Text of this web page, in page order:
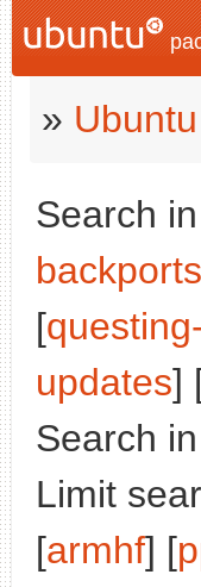
» Ubuntu
Search
backports
[
updates]
Search in
Limit
[armhf] [